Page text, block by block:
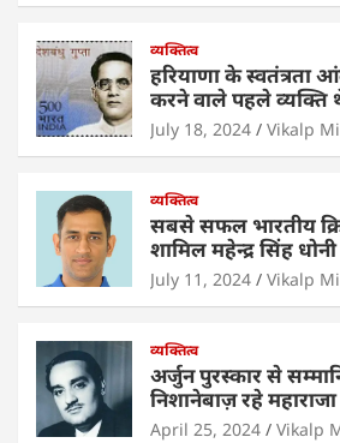
at
s
A
p
p
c
e
b
o
o
er e
dI
n
l e
व्यक्तित्व
हरियाणा के
करने वाले पहले व्यक्ति
July 18, 2024 Vikalp
व्यक्तित्व
सबसे सफल भारतीय
शामिल महेन्द्र सिंह धोनी
July 11, 2024 Vikalp
व्यक्तित्व
अर्जुन पुरस्कार से
निशानेबाज़ रहे
April 25, 2024 Vikalp